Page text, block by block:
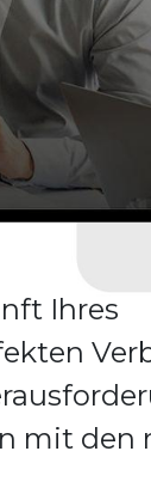
Ihres
mit den